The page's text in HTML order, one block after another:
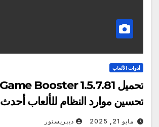
أدوات الألعاب
تحسين موارد النظام للألعاب أحدث
مايو 21, 2025 ديبريستور